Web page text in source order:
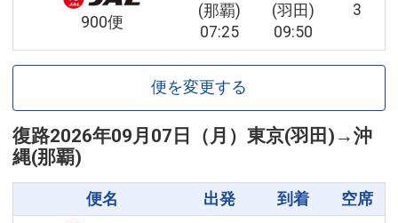
900便
(那覇)
07:25
(羽田)
09:50
3
便を変更する
復路2026年09月07日（月） 東京(羽田) →沖
縄(那覇)
便名 出発 到着 空席